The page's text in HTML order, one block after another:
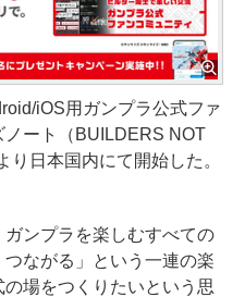
iOS用ガンプラ公式ファ
ート（BUILDERS NOT
日本国内にて開始した。
ンプラを楽しむすべての
ながる」という一連の楽
場をつくりたいという思